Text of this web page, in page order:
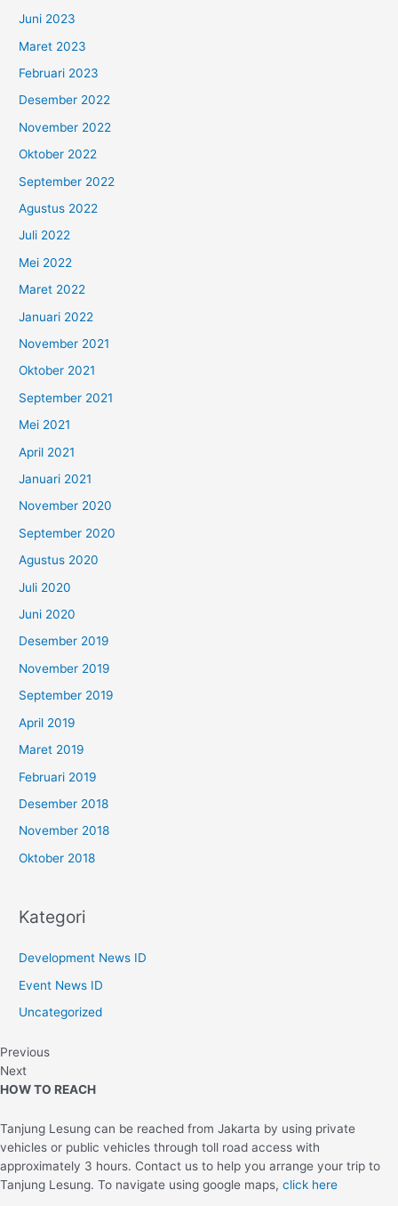
Juni 2023
Maret 2023
Februari 2023
Desember 2022
November 2022
Oktober 2022
September 2022
Agustus 2022
Juli 2022
Mei 2022
Maret 2022
Januari 2022
November 2021
Oktober 2021
September 2021
Mei 2021
April 2021
Januari 2021
November 2020
September 2020
Agustus 2020
Juli 2020
Juni 2020
Desember 2019
November 2019
September 2019
April 2019
Maret 2019
Februari 2019
Desember 2018
November 2018
Oktober 2018
Kategori
Development News ID
Event News ID
Uncategorized
Previous
Next
HOW TO REACH
Tanjung Lesung can be reached from Jakarta by using private
vehicles or public vehicles through toll road access with
approximately 3 hours. Contact us to help you arrange your trip to
Tanjung Lesung. To navigate using google maps, click here